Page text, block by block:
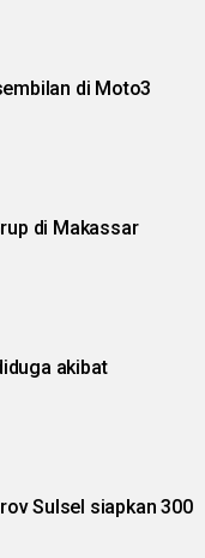
di Moto3
di Makassar
akibat
Sulsel siapkan 300